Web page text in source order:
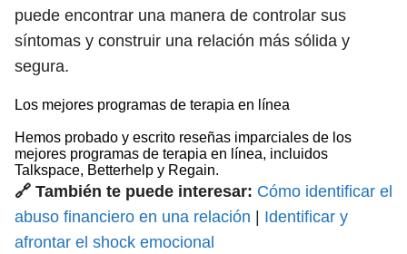
puede encontrar una manera de controlar sus
síntomas y construir una relación más sólida y
segura.
Los mejores programas de terapia en línea
Hemos probado y escrito reseñas imparciales de los
mejores programas de terapia en línea, incluidos
Talkspace, Betterhelp y Regain.
🔗 También te puede interesar: Cómo identificar el
abuso financiero en una relación
Identificar y
afrontar el shock emocional